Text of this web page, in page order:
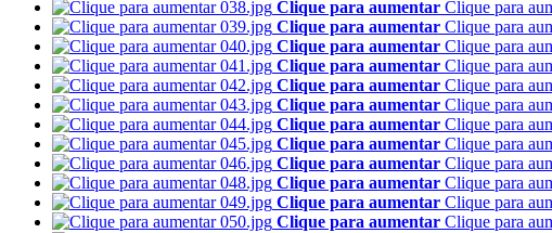
Clique para aumentar Clique para
Clique para aumentar Clique para
Clique para aumentar Clique para
Clique para aumentar Clique para
Clique para aumentar Clique para
Clique para aumentar Clique para
Clique para aumentar Clique para
Clique para aumentar Clique para
Clique para aumentar Clique para
Clique para aumentar Clique para
Clique para aumentar Clique para
Clique para aumentar Clique para